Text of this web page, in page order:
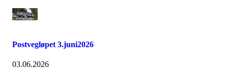
Postvegløpet 3.juni2026
03.06.2026